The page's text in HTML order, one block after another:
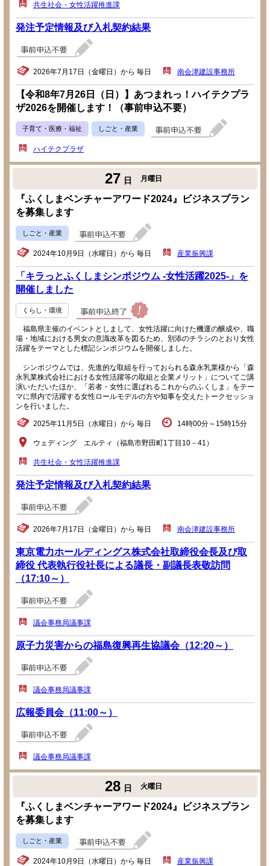
共生社会・女性活躍推進課
発注予定情報及び入札契約結果
2026年7月17日（金曜日）から 毎日 南会津建設事務所
【令和8年7月26日（日）】あつまれっ！ハイテクプラ
ザ2026を開催します！（事前申込不要）
子育て・医療・福祉 しごと・産業
ハイテクプラザ
27 日 月曜日
『ふくしまベンチャーアワード2024』ビジネスプラン
を募集します
しごと・産業
2024年10月9日（水曜日）から 毎日 産業振興課
「キラっとふくしまシンポジウム -女性活躍2025-」を
開催しました
くらし・環境
福島県主催のイベントとしまして、女性活躍に向けた機運の醸成や、職
場・地域における男女の意識改革を図るため、別添のチラシのとおり女性
活躍をテーマとした標記シンポジウムを開催しました。
シンポジウムでは、先進的な取組を行っておられる森永乳業様から「森
永乳業株式会社における女性活躍等の取組と企業メリット」についてご講
演いただいたほか、「若者・女性に選ばれるこれからのふくしま」をテー
マに県内で活躍する女性ロールモデルの方や知事を交えたトークセッショ
ンを行いました。
2025年11月5日（水曜日）から 毎日 14時00分～15時15分
ウェディング エルティ（福島市野田町1丁目10－41）
共生社会・女性活躍推進課
発注予定情報及び入札契約結果
2026年7月17日（金曜日）から 毎日 南会津建設事務所
東京電力ホールディングス株式会社取締役会長及び取
締役 代表執行役社長による議長・副議長表敬訪問
（17:10～）
議会事務局議事課
原子力災害からの福島復興再生協議会（12:20～）
議会事務局議事課
広報委員会（11:00～）
議会事務局議事課
28 日 火曜日
『ふくしまベンチャーアワード2024』ビジネスプラン
を募集します
しごと・産業
2024年10月9日（水曜日）から 毎日 産業振興課